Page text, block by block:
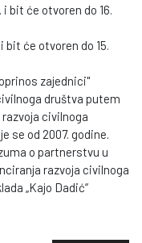
i bit će otvoren do 16.
bit će otvoren do 15.
zajednici"
društva putem
civilnoga
se od 2007. godine.
o partnerstvu u
razvoja civilnoga
„Kajo Dadić“